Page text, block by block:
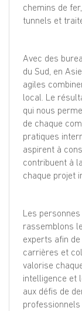
chemins de
tunnels et
Avec des
du Sud, en
agiles
local. Le
qui nous
de chaque
pratiques
aspirent à
contribuent à
chaque projet
Les
rassemblons
experts afin
carrières et
valorise
intelligence et
aux défis de